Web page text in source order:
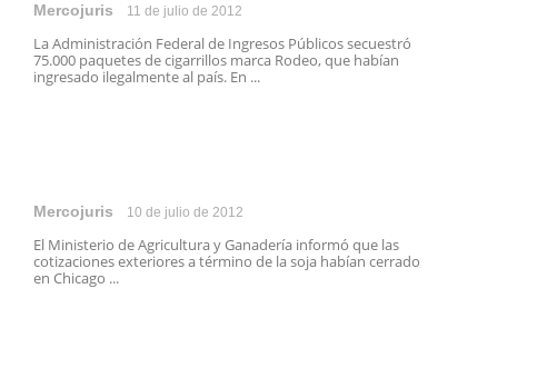
Mercojuris 11 de julio de 2012
La Administración Federal de Ingresos Públicos secuestró
75.000 paquetes de cigarrillos marca Rodeo, que habían
ingresado ilegalmente al país. En ...
Mercojuris 10 de julio de 2012
El Ministerio de Agricultura y Ganadería informó que las
cotizaciones exteriores a término de la soja habían cerrado
en Chicago ...